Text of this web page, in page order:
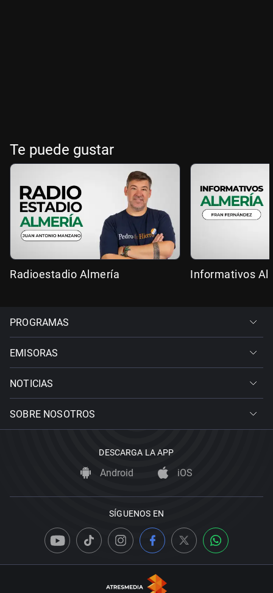
Te puede gustar
Radioestadio Almería Informativos
PROGRAMAS
EMISORAS
NOTICIAS
SOBRE NOSOTROS
DESCARGA LA APP
Android iOS
SÍGUENOS EN